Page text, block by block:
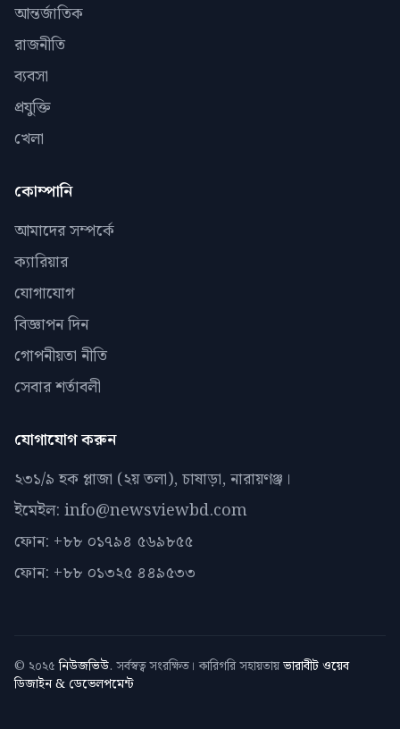
আন্তর্জাতিক
রাজনীতি
ব্যবসা
প্রযুক্তি
খেলা
কোম্পানি
আমাদের সম্পর্কে
ক্যারিয়ার
যোগাযোগ
বিজ্ঞাপন দিন
গোপনীয়তা নীতি
সেবার শর্তাবলী
যোগাযোগ করুন
২৩১/৯ হক প্লাজা (২য় তলা), চাষাড়া, নারায়ণঞ্জ।
ইমেইল: info@newsviewbd.com
ফোন: +৮৮ ০১৭৯৪ ৫৬৯৮৫৫
ফোন: +৮৮ ০১৩২৫ ৪৪৯৫৩৩
© ২০২৫ নিউজভিউ. সর্বস্বত্ব সংরক্ষিত। কারিগরি সহায়তায়ভারাবীট ওয়েব
ডিজাইন & ডেভেলপমেন্ট